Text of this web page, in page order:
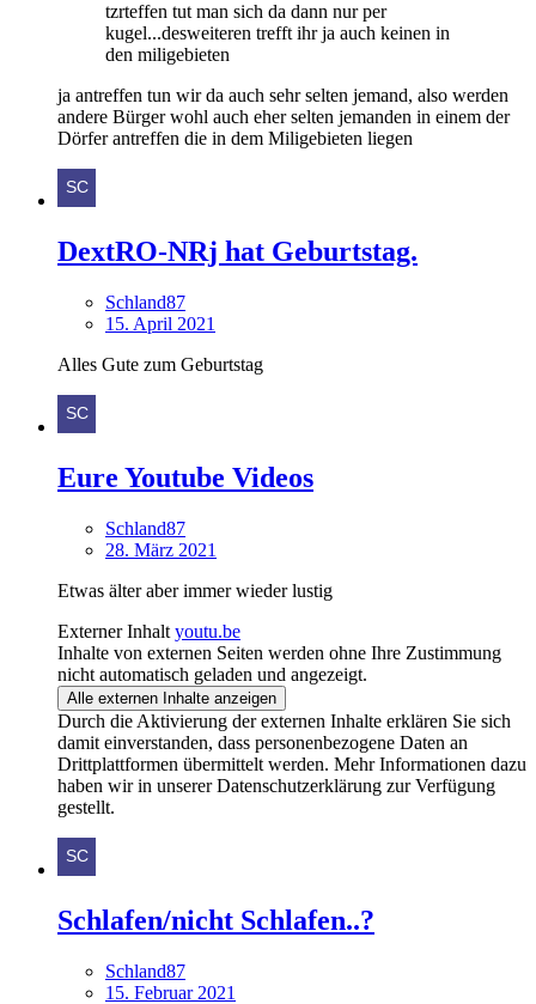
tzrteffen tut man sich da dann nur per
kugel...desweiteren trefft ihr ja auch keinen in
den miligebieten
ja antreffen tun wir da auch sehr selten jemand, also werden
andere Bürger wohl auch eher selten jemanden in einem der
Dörfer antreffen die in dem Miligebieten liegen
DextRO-NRj hat Geburtstag.
Schland87
15. April 2021
Alles Gute zum Geburtstag
Eure Youtube Videos
Schland87
28. März 2021
Etwas älter aber immer wieder lustig
Externer Inhalt youtu.be
Inhalte von externen Seiten werden ohne Ihre Zustimmung
nicht automatisch geladen und angezeigt.
Alle externen Inhalte anzeigen
Durch die Aktivierung der externen Inhalte erklären Sie sich
damit einverstanden, dass personenbezogene Daten an
Drittplattformen übermittelt werden. Mehr Informationen dazu
haben wir in unserer Datenschutzerklärung zur Verfügung
gestellt.
Schlafen/nicht Schlafen..?
Schland87
15. Februar 2021